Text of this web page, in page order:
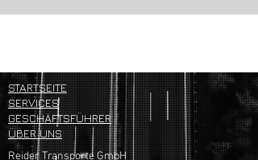
STARTSEITE
SERVICES
GESCHÄFTSFÜHRER
ÜBER UNS
Reider Transporte GmbH